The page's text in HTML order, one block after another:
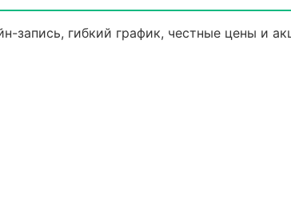
запись, гибкий график, честные цены и